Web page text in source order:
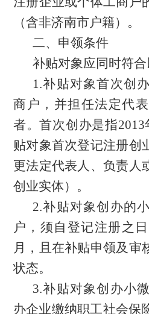
（含非济南市户籍）。
二、申领条件
补贴对象应同时符合
1.补贴对象首次创
商户，并担任法定代
者。首次创办是指
贴对象首次登记注册创
更法定代表人、负责人
创业实体）。
2.补贴对象创办的
户 ， 须自登记注册之
月
，
且在补贴申领及审
状态。
3.补贴对象创办小
办企业缴纳职工社会保